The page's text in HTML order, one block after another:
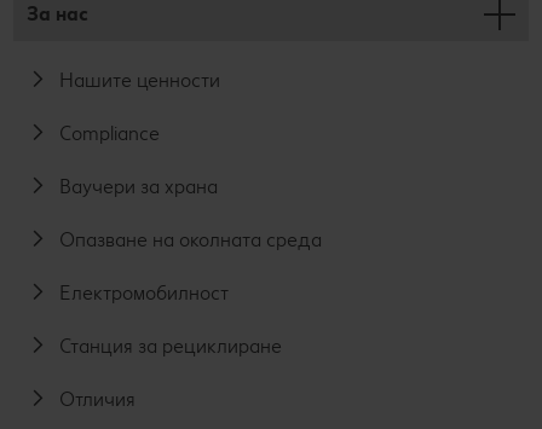
За нас
Нашите ценности
Compliance
Ваучери за храна
Опазване на околната среда
Електромобилност
Станция за рециклиране
Отличия